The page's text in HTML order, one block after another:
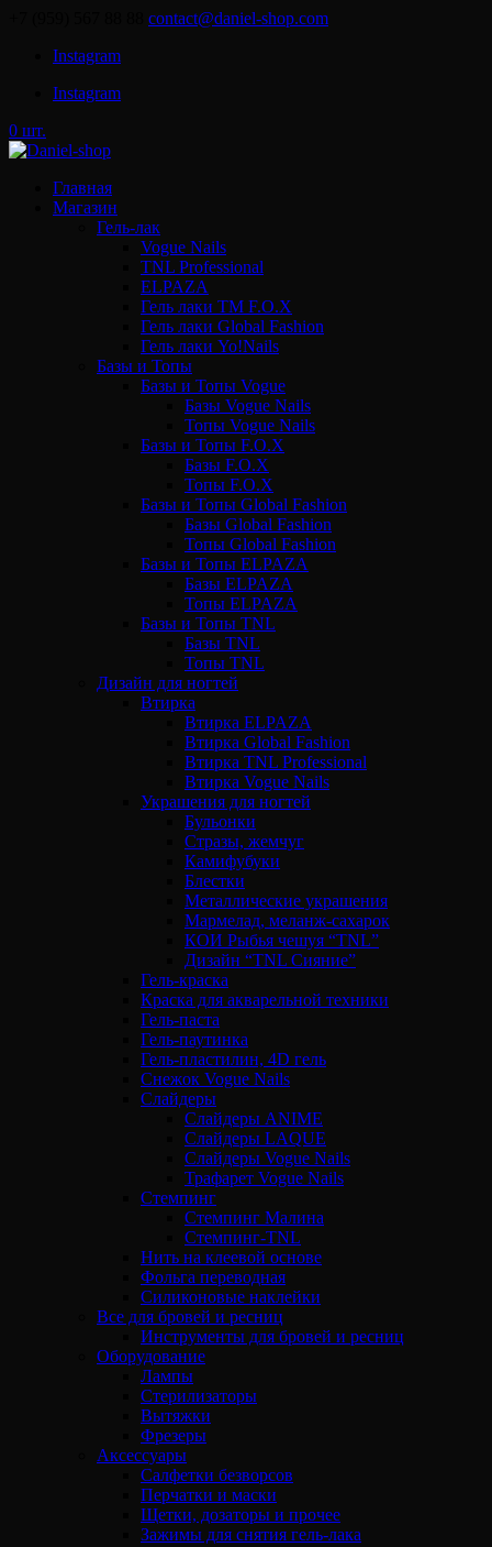
contact@daniel-shop.com
Instagram
Instagram
0 шт.
Главная
Магазин
Гель-лак
Vogue Nails
TNL Professional
ELPAZA
Гель лаки ТМ F.O.X
Гель лаки Global Fashion
Гель лаки Yo!Nails
Базы и Топы
Базы и Топы Vogue
Базы Vogue Nails
Топы Vogue Nails
Базы и Топы F.O.X
Базы F.O.X
Топы F.O.X
Базы и Топы Global Fashion
Базы Global Fashion
Топы Global Fashion
Базы и Топы ELPAZA
Базы ELPAZA
Топы ELPAZA
Базы и Топы TNL
Базы TNL
Топы TNL
Дизайн для ногтей
Втирка
Втирка ELPAZA
Втирка Global Fashion
Втирка TNL Professional
Втирка Vogue Nails
Украшения для ногтей
Бульонки
Стразы, жемчуг
Камифубуки
Блестки
Металлические украшения
Мармелад, меланж-сахарок
КОИ Рыбья чешуя “TNL”
Дизайн “TNL Сияние”
Гель-краска
Краска для акварельной техники
Гель-паста
Гель-паутинка
Гель-пластилин, 4D гель
Снежок Vogue Nails
Слайдеры
Слайдеры ANIME
Слайдеры LAQUE
Слайдеры Vogue Nails
Трафарет Vogue Nails
Стемпинг
Стемпинг Малина
Стемпинг-TNL
Нить на клеевой основе
Фольга переводная
Силиконовые наклейки
Все для бровей и ресниц
Инструменты для бровей и ресниц
Оборудование
Лампы
Стерилизаторы
Вытяжки
Фрезеры
Аксессуары
Салфетки безворсов
Перчатки и маски
Щетки, дозаторы и прочее
Зажимы для снятия гель-лака